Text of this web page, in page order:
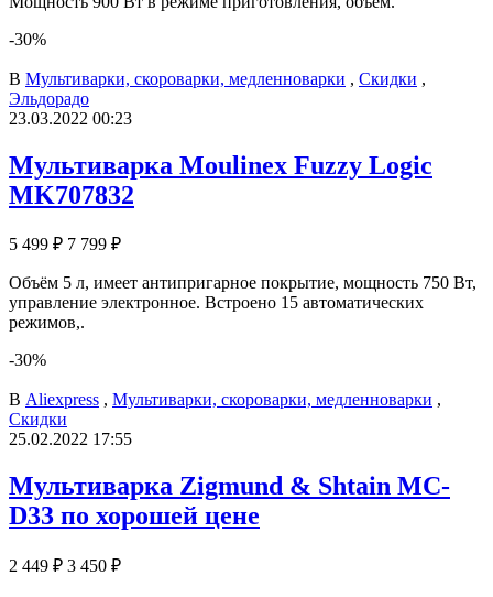
-30%
В Мультиварки, скороварки, медленноварки , Скидки ,
Эльдорадо
23.03.2022 00:23
Мультиварка Moulinex Fuzzy Logic
MK707832
5 499 ₽ 7 799 ₽
Объём 5 л, имеет антипригарное покрытие, мощность 750 Вт,
управление электронное. Встроено 15 автоматических
режимов,.
-30%
В Aliexpress , Мультиварки, скороварки, медленноварки ,
Скидки
25.02.2022 17:55
Мультиварка Zigmund & Shtain MC-
D33 по хорошей цене
2 449 ₽ 3 450 ₽